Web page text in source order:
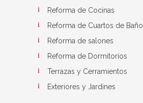
Reforma de Cocinas
Reforma de Cuartos de Baño
Reforma de salones
Reforma de Dormitorios
Terrazas y Cerramientos
Exteriores y Jardines